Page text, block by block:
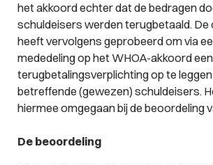
het akkoord echter dat de bedragen
schuldeisers werden terugbetaald. De
heeft vervolgens geprobeerd om via
mededeling op het WHOA-akkoord een
terugbetalingsverplichting op te leggen
betreffende (gewezen) schuldeisers.
hiermee omgegaan bij de beoordeling
De beoordeling